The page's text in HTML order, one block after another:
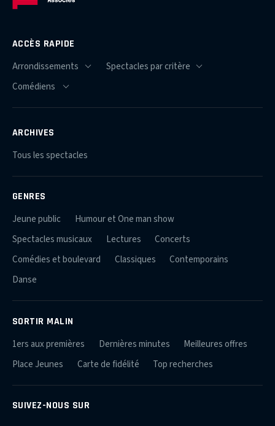
ACCÈS RAPIDE
ARCHIVES
Tous les spectacles
GENRES
Jeune public
Humour et One man show
Spectacles musicaux
Lectures
Concerts
Comédies et boulevard
Classiques
Contemporains
Danse
SORTIR MALIN
1ers aux premières Dernières minutes
Meilleures offres
Place Jeunes
Carte de fidélité Top recherches
SUIVEZ-NOUS SUR